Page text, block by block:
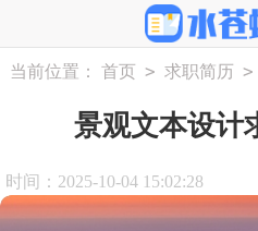
当前位置： 首页 > 求职简历 >
景观文本设计
时间：2025-10-04 15:02:28